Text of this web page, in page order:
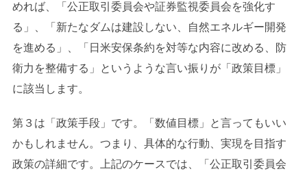
めれば、「公正取引委員会や証券監視委員会を強化す
る」、「新たなダムは建設しない、自然エネルギー開発
を進める」、「日米安保条約を対等な内容に改める、防
衛力を整備する」というような言い振りが「政策目標」
に該当します。
第３は「政策手段」です。「数値目標」と言ってもいい
かもしれません。つまり、具体的な行動、実現を目指す
政策の詳細です。上記のケースでは、「公正取引委員会